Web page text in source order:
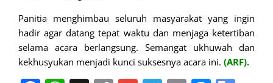
Panitia menghimbau seluruh masyarakat yang ingin
hadir agar datang tepat waktu dan menjaga ketertiban
selama acara berlangsung. Semangat ukhuwah dan
kekhusyukan menjadi kunci suksesnya acara ini. (ARF).